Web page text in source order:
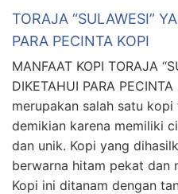
TORAJA “SULAWESI”
PARA PECINTA KOPI
MANFAAT KOPI TORAJA
DIKETAHUI PARA
merupakan salah satu
demikian karena memiliki
dan unik. Kopi yang
berwarna hitam pekat dan
Kopi ini ditanam dengan